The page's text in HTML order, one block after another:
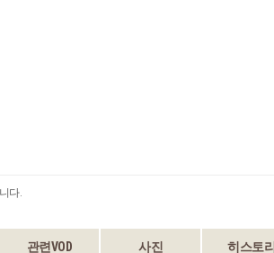
다.
관련VOD 사진 히스토리